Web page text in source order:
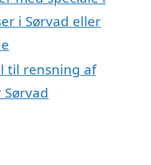
i Sørvad eller
til rensning af